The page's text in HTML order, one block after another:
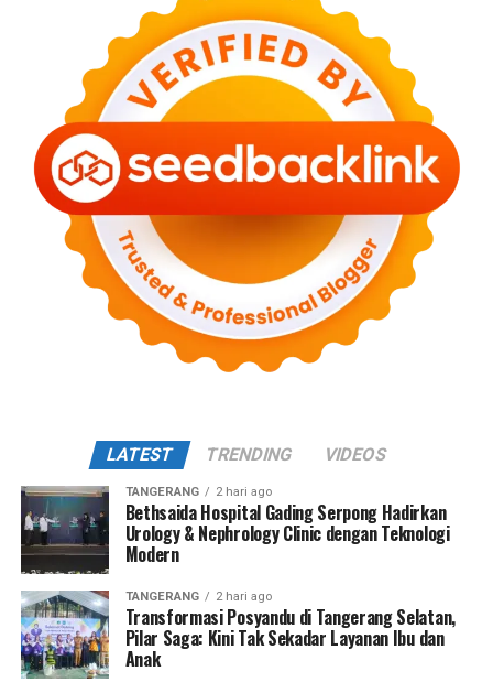
LATEST TRENDING VIDEOS
TANGERANG 2 hari ago
Bethsaida Hospital Gading Serpong Hadirkan
Urology & Nephrology Clinic dengan Teknologi
Modern
TANGERANG 2 hari ago
Transformasi Posyandu di Tangerang Selatan,
Pilar Saga: Kini Tak Sekadar Layanan Ibu dan
Anak